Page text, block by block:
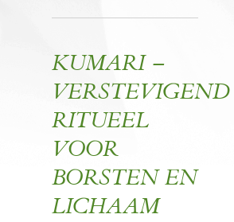
KUMARI –
VERSTEVIGEND
RITUEEL
VOOR
BORSTEN EN
LICHAAM